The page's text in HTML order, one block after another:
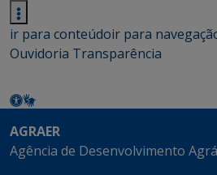
ir para conteúdoir para
Ouvidoria Transparência
AGRAER
Agência de Desenvolvimento